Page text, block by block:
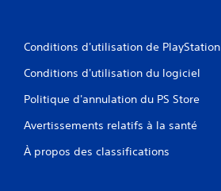
Conditions d'utilisation de PlayStation
Conditions d'utilisation du logiciel
Politique d'annulation du PS Store
Avertissements relatifs à la santé
À propos des classifications